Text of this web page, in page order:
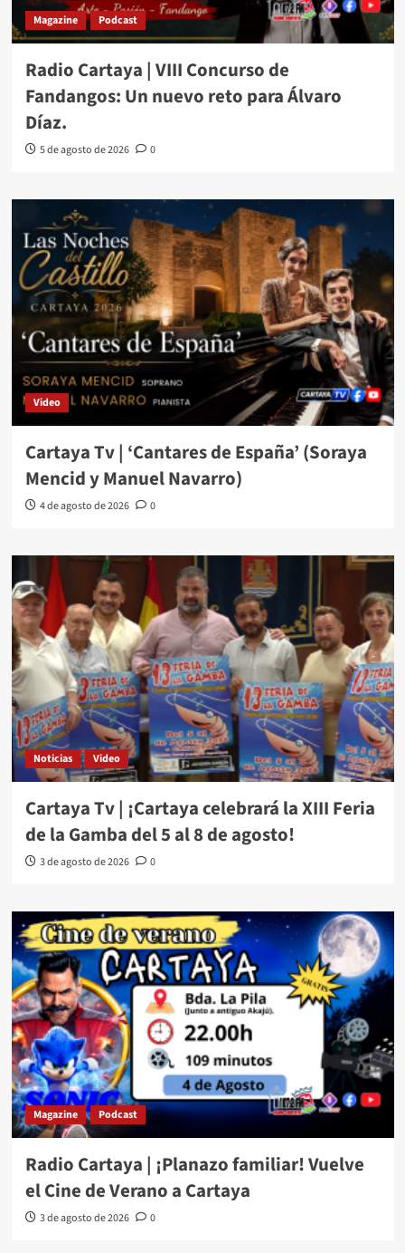
Magazine Podcast
Radio Cartaya | VIII Concurso de
Fandangos: Un nuevo reto para Álvaro
Díaz.
5 de agosto de 2026 0
Video
Cartaya Tv | ‘Cantares de España’ (Soraya
Mencid y Manuel Navarro)
4 de agosto de 2026 0
Noticias Video
Cartaya Tv | ¡Cartaya celebrará la XIII Feria
de la Gamba del 5 al 8 de agosto!
3 de agosto de 2026 0
Magazine Podcast
Radio Cartaya | ¡Planazo familiar! Vuelve
el Cine de Verano a Cartaya
3 de agosto de 2026 0